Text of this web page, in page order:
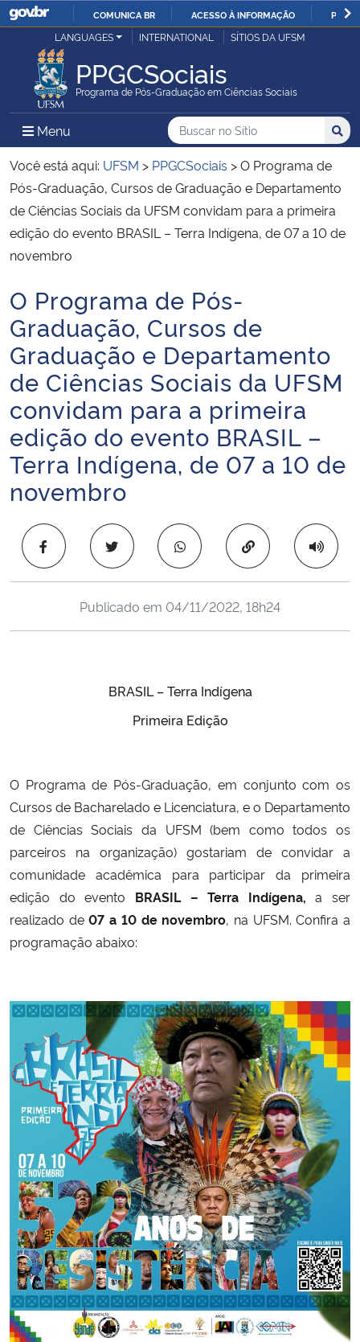
IR
O
COMUNICA BR ACESSO À INFORMAÇÃO
Ministério da Justiça e Segurança Pública
Ministério da Defesa
Ministério das Relações Exteriores
Ministério da Economia
Ministério da Educação
Ministério da Cidadania
Ministério da Saúde
Ministério de Minas e Energia
Ministério da Ciência, Tecnologia, Inovações e Comunicações
Ministério do Meio Ambiente
Ministério do Turismo
Ministério do Desenvolvimento Regional
Ministério da Mulher, da Família e dos Direitos Humanos
Secretaria de Governo
Banco Central do Brasil
LANGUAGES INTERNATIONAL SÍTIOS DA UFSM
PPGCSociais
Programa de Pós-Graduação em Ciências Sociais
Menu Menu Principal do Sítio
Busca
Buscar no no Sítio
Busca:
Você está aqui: UFSM > PPGCSociais >O Programa de
Pós-Graduação, Cursos de Graduação e Departamento
de Ciências Sociais da UFSM convidam para a primeira
edição do evento BRASIL – Terra Indígena, de 07 a 10 de
novembro
Início do conteúdo
O Programa de Pós-
Graduação, Cursos de
Graduação e Departamento
de Ciências Sociais da UFSM
convidam para a primeira
edição do evento BRASIL –
Terra Indígena, de 07 a 10 de
novembro
Copiar para área
Publicado em 04/11/2022, 18h24
BRASIL – Terra Indígena
Primeira Edição
O Programa de Pós-Graduação, em conjunto com os
Cursos de Bacharelado e Licenciatura, e o Departamento
de Ciências Sociais da UFSM (bem como todos os
parceiros na organização) gostariam de convidar a
comunidade acadêmica para participar da primeira
edição do evento BRASIL – Terra Indígena,a ser
realizado de07 a 10 de novembro, na UFSM. Confira a
programação abaixo: